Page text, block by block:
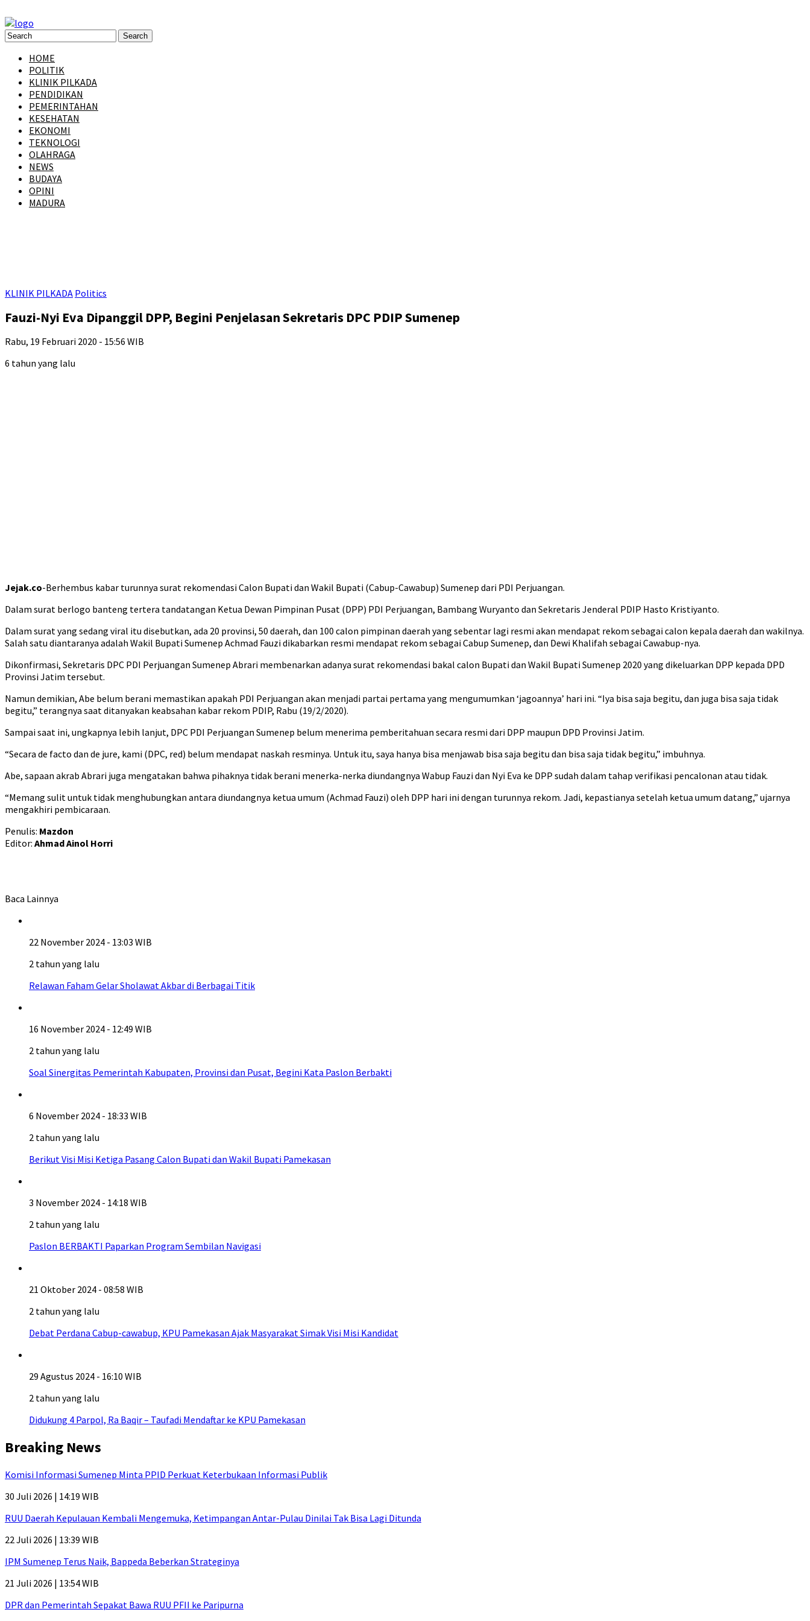
HOME
POLITIK
KLINIK PILKADA
PENDIDIKAN
PEMERINTAHAN
KESEHATAN
EKONOMI
TEKNOLOGI
OLAHRAGA
NEWS
BUDAYA
OPINI
MADURA
KLINIK PILKADA Politics
Fauzi-Nyi Eva Dipanggil DPP, Begini Penjelasan Sekretaris DPC PDIP Sumenep
Rabu, 19 Februari 2020 - 15:56 WIB
6 tahun yang lalu
Jejak.co-Berhembus kabar turunnya surat rekomendasi Calon Bupati dan Wakil Bupati (Cabup-Cawabup) Sumenep dari PDI Perjuangan.
Dalam surat berlogo banteng tertera tandatangan Ketua Dewan Pimpinan Pusat (DPP) PDI Perjuangan, Bambang Wuryanto dan Sekretaris Jenderal PDIP Hasto Kristiyanto.
Dalam surat yang sedang viral itu disebutkan, ada 20 provinsi, 50 daerah, dan 100 calon pimpinan daerah yang sebentar lagi resmi akan mendapat rekom sebagai calon kepala daerah dan wakilnya.
Salah satu diantaranya adalah Wakil Bupati Sumenep Achmad Fauzi dikabarkan resmi mendapat rekom sebagai Cabup Sumenep, dan Dewi Khalifah sebagai Cawabup-nya.
Dikonfirmasi, Sekretaris DPC PDI Perjuangan Sumenep Abrari membenarkan adanya surat rekomendasi bakal calon Bupati dan Wakil Bupati Sumenep 2020 yang dikeluarkan DPP kepada DPD
Provinsi Jatim tersebut.
Namun demikian, Abe belum berani memastikan apakah PDI Perjuangan akan menjadi partai pertama yang mengumumkan ‘jagoannya’ hari ini. “Iya bisa saja begitu, dan juga bisa saja tidak
begitu,” terangnya saat ditanyakan keabsahan kabar rekom PDIP, Rabu (19/2/2020).
Sampai saat ini, ungkapnya lebih lanjut, DPC PDI Perjuangan Sumenep belum menerima pemberitahuan secara resmi dari DPP maupun DPD Provinsi Jatim.
“Secara de facto dan de jure, kami (DPC, red) belum mendapat naskah resminya. Untuk itu, saya hanya bisa menjawab bisa saja begitu dan bisa saja tidak begitu,” imbuhnya.
Abe, sapaan akrab Abrari juga mengatakan bahwa pihaknya tidak berani menerka-nerka diundangnya Wabup Fauzi dan Nyi Eva ke DPP sudah dalam tahap verifikasi pencalonan atau tidak.
“Memang sulit untuk tidak menghubungkan antara diundangnya ketua umum (Achmad Fauzi) oleh DPP hari ini dengan turunnya rekom. Jadi, kepastianya setelah ketua umum datang,” ujarnya
mengakhiri pembicaraan.
Penulis: Mazdon
Editor: Ahmad Ainol Horri
Baca Lainnya
22 November 2024 - 13:03 WIB
2 tahun yang lalu
Relawan Faham Gelar Sholawat Akbar di Berbagai Titik
16 November 2024 - 12:49 WIB
2 tahun yang lalu
Soal Sinergitas Pemerintah Kabupaten, Provinsi dan Pusat, Begini Kata Paslon Berbakti
6 November 2024 - 18:33 WIB
2 tahun yang lalu
Berikut Visi Misi Ketiga Pasang Calon Bupati dan Wakil Bupati Pamekasan
3 November 2024 - 14:18 WIB
2 tahun yang lalu
Paslon BERBAKTI Paparkan Program Sembilan Navigasi
21 Oktober 2024 - 08:58 WIB
2 tahun yang lalu
Debat Perdana Cabup-cawabup, KPU Pamekasan Ajak Masyarakat Simak Visi Misi Kandidat
29 Agustus 2024 - 16:10 WIB
2 tahun yang lalu
Didukung 4 Parpol, Ra Baqir – Taufadi Mendaftar ke KPU Pamekasan
Breaking News
Komisi Informasi Sumenep Minta PPID Perkuat Keterbukaan Informasi Publik
30 Juli 2026 | 14:19 WIB
RUU Daerah Kepulauan Kembali Mengemuka, Ketimpangan Antar-Pulau Dinilai Tak Bisa Lagi Ditunda
22 Juli 2026 | 13:39 WIB
IPM Sumenep Terus Naik, Bappeda Beberkan Strateginya
21 Juli 2026 | 13:54 WIB
DPR dan Pemerintah Sepakat Bawa RUU PFII ke Paripurna